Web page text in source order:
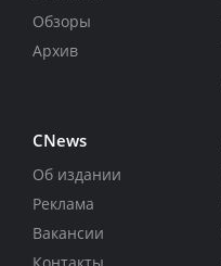
Обзоры
Архив
CNews
Об издании
Реклама
Вакансии